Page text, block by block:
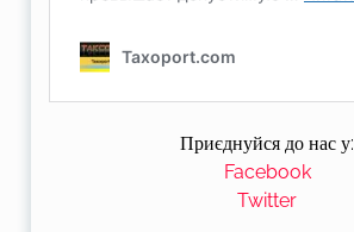
Приєднуйся до нас у:
Facebook
Twitter